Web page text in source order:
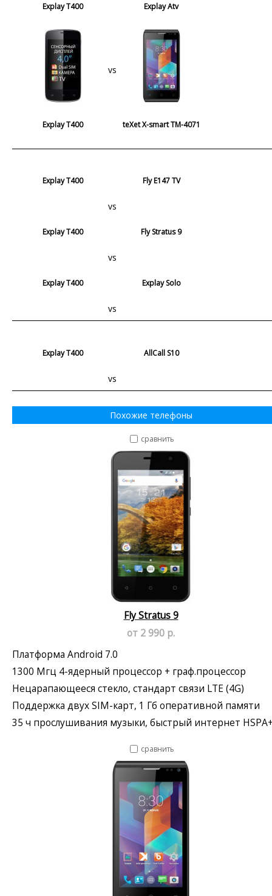
Explay T400 Explay Atv
Explay T400
vs
teXet X-smart TM-4071
Explay T400
vs
Fly E147 TV
Explay T400
vs
Fly Stratus 9
Explay T400
vs
Explay Solo
Explay T400
vs
AllCall S10
Похожие телефоны
сравнить
Fly Stratus 9
от 2 990 р.
Платформа Android 7.0
1300 Мгц 4-ядерный процессор + граф.процессор
Нецарапающееся стекло, стандарт связи LTE (4G)
Поддержка двух SIM-карт, 1 Гб оперативной памяти
35 ч прослушивания музыки, быстрый интернет
сравнить